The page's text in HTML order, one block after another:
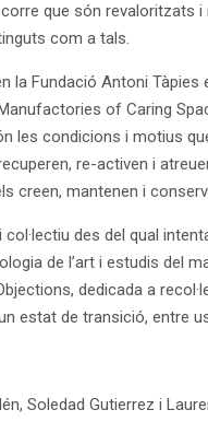
que són
com a tals.
Fundació Antoni
of Caring
les condicions i motius
re-activen i
creen, mantenen i
des del qual
de l’art i estudis del
dedicada a
estat de transició, entre
Soledad Gutierrez i